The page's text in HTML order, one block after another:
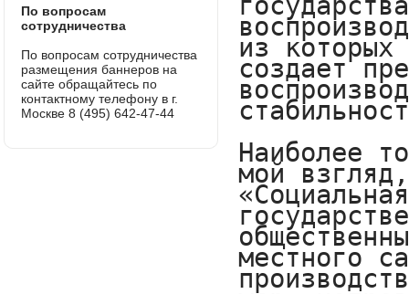
По вопросам
сотрудничества
По вопросам сотрудничества
размещения баннеров на
сайте обращайтесь по
контактному телефону в г.
Москве 8 (495) 642-47-44